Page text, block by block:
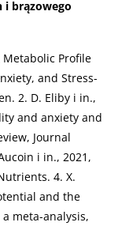
i brązowego
Metabolic Profile
and Stress-
2. D. Eliby i in.,
and anxiety and
Journal
i in., 2021,
4. X.
and the
meta-analysis,